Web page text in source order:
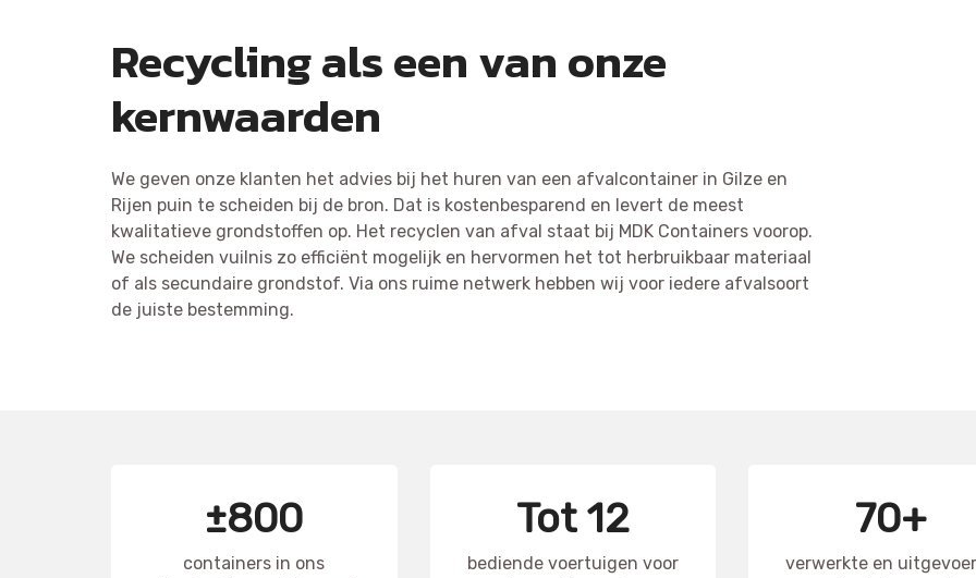
Recycling als een van onze
kernwaarden
We geven onze klanten het advies bij het huren van een afvalcontainer in Gilze en
Rijen puin te scheiden bij de bron. Dat is kostenbesparend en levert de meest
kwalitatieve grondstoffen op. Het recyclen van afval staat bij MDK Containers voorop.
We scheiden vuilnis zo efficiënt mogelijk en hervormen het tot herbruikbaar materiaal
of als secundaire grondstof. Via ons ruime netwerk hebben wij voor iedere afvalsoort
de juiste bestemming.
±800
containers in ons
Tot 12
bediende voertuigen voor
70+
verwerkte en